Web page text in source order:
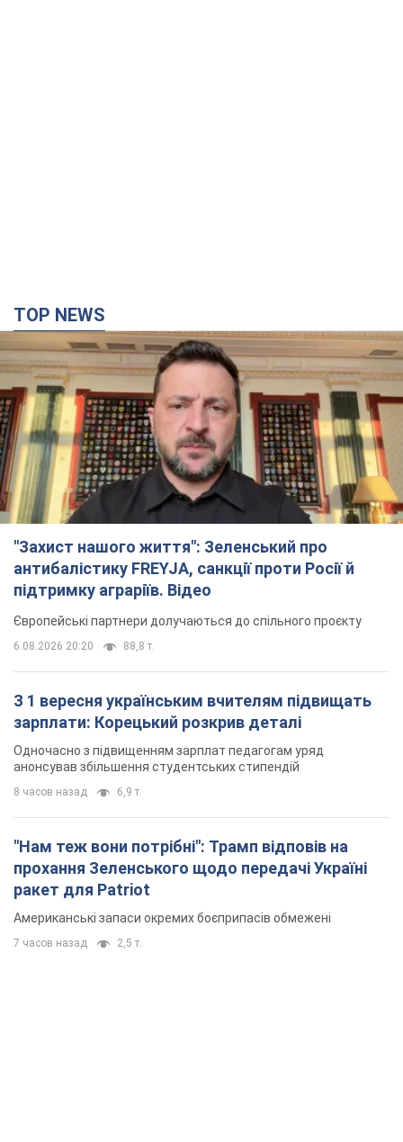
TOP NEWS
"Захист нашого життя": Зеленський про
антибалістику FREYJA, санкції проти Росії й
підтримку аграріїв. Відео
Європейські партнери долучаються до спільного проєкту
6.08.2026 20:20 88,8 т.
З 1 вересня українським вчителям підвищать
зарплати: Корецький розкрив деталі
Одночасно з підвищенням зарплат педагогам уряд
анонсував збільшення студентських стипендій
8 часов назад 6,9 т.
"Нам теж вони потрібні": Трамп відповів на
прохання Зеленського щодо передачі Україні
ракет для Patriot
Американські запаси окремих боєприпасів обмежені
7 часов назад 2,5 т.